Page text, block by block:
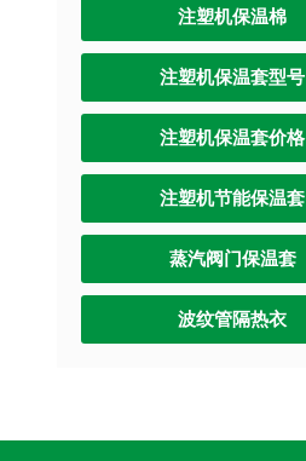
注塑机保温棉
注塑机保温套型号
注塑机保温套价格
注塑机节能保温套
蒸汽阀门保温套
波纹管隔热衣